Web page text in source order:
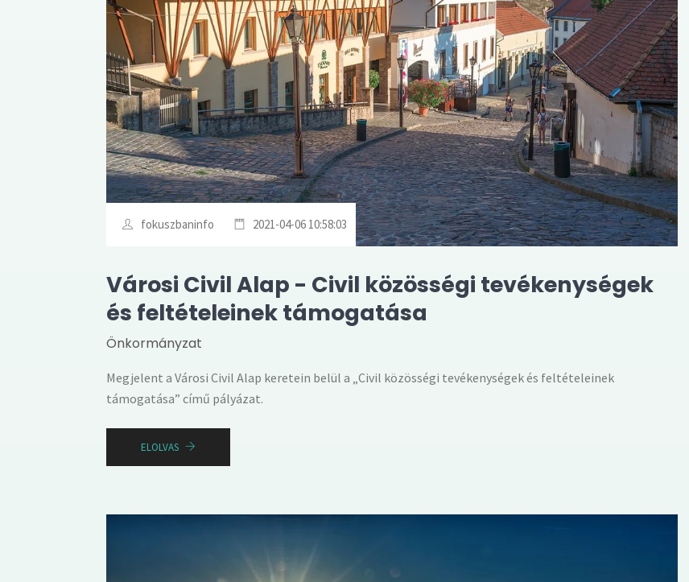
fokuszbaninfo 2021-04-06 10:58:03
Városi Civil Alap - Civil közösségi tevékenységek
és feltételeinek támogatása
Önkormányzat
Megjelent a Városi Civil Alap keretein belül a „Civil közösségi tevékenységek és feltételeinek
támogatása” című pályázat.
ELOLVAS